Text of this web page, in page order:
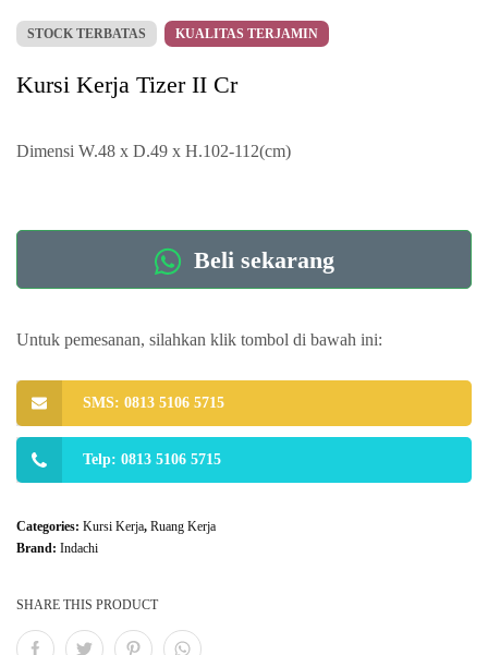
STOCK TERBATAS KUALITAS TERJAMIN
Kursi Kerja Tizer II Cr
Dimensi W.48 x D.49 x H.102-112(cm)
Beli sekarang
Untuk pemesanan, silahkan klik tombol di bawah ini:
SMS: 0813 5106 5715
Telp: 0813 5106 5715
Categories: Kursi Kerja, Ruang Kerja
Brand: Indachi
SHARE THIS PRODUCT